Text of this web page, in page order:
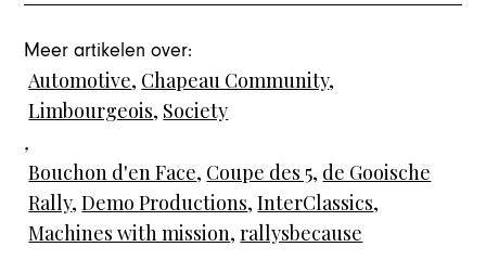
Meer artikelen over:
Automotive, Chapeau Community,
Limbourgeois, Society
,
Bouchon d'en Face, Coupe des 5, de Gooische
Rally,Demo Productions,InterClassics,
Machines with mission,rallysbecause